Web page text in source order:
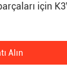
için
Alın